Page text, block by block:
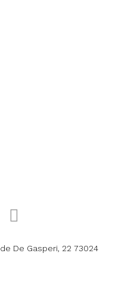
De Gasperi, 22 73024